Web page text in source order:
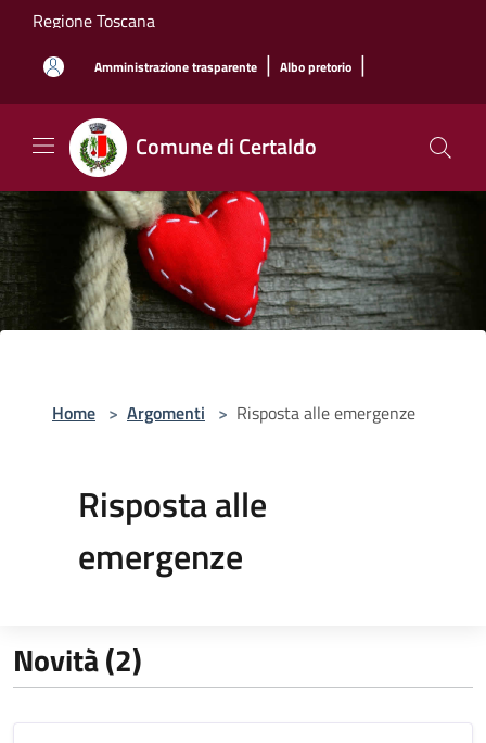
Salta al contenuto principale
Regione Toscana
Amministrazione trasparente | Albo pretorio |
Comune di Certaldo
Home > Argomenti > Risposta alle emergenze
Risposta alle
emergenze
Novità (2)